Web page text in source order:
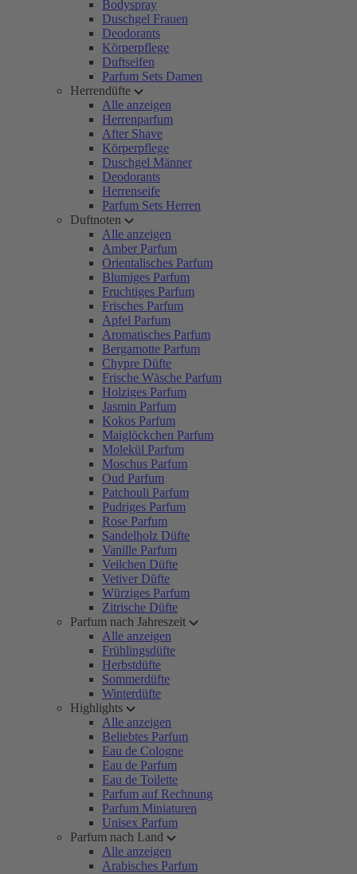
Bodyspray
Duschgel Frauen
Deodorants
Körperpflege
Duftseifen
Parfum Sets Damen
Herrendüfte
Alle anzeigen
Herrenparfum
After Shave
Körperpflege
Duschgel Männer
Deodorants
Herrenseife
Parfum Sets Herren
Duftnoten
Alle anzeigen
Amber Parfum
Orientalisches Parfum
Blumiges Parfum
Fruchtiges Parfum
Frisches Parfum
Apfel Parfum
Aromatisches Parfum
Bergamotte Parfum
Chypre Düfte
Frische Wäsche Parfum
Holziges Parfum
Jasmin Parfum
Kokos Parfum
Maiglöckchen Parfum
Molekül Parfum
Moschus Parfum
Oud Parfum
Patchouli Parfum
Pudriges Parfum
Rose Parfum
Sandelholz Düfte
Vanille Parfum
Veilchen Düfte
Vetiver Düfte
Würziges Parfum
Zitrische Düfte
Parfum nach Jahreszeit
Alle anzeigen
Frühlingsdüfte
Herbstdüfte
Sommerdüfte
Winterdüfte
Highlights
Alle anzeigen
Beliebtes Parfum
Eau de Cologne
Eau de Parfum
Eau de Toilette
Parfum auf Rechnung
Parfum Miniaturen
Unisex Parfum
Parfum nach Land
Alle anzeigen
Arabisches Parfum